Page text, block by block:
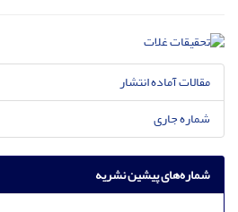
مقالات آماده انتشار
شماره جاری
شماره‌های پیشین نشریه